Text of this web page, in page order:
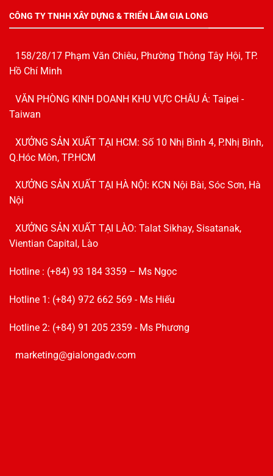
CÔNG TY TNHH XÂY DỰNG & TRIỂN LÃM GIA LONG
158/28/17 Phạm Văn Chiêu, Phường Thông Tây Hội, TP.
Hồ Chí Minh
VĂN PHÒNG KINH DOANH KHU VỰC CHÂU Á: Taipei -
Taiwan
XƯỞNG SẢN XUẤT TẠI HCM: Số 10 Nhị Bình 4, P.Nhị Bình,
Q.Hóc Môn, TP.HCM
XƯỞNG SẢN XUẤT TẠI HÀ NỘI: KCN Nội Bài, Sóc Sơn, Hà
Nội
XƯỞNG SẢN XUẤT TẠI LÀO: Talat Sikhay, Sisatanak,
Vientian Capital, Lào
Hotline : (+84) 93 184 3359 – Ms Ngọc
Hotline 1: (+84) 972 662 569 - Ms Hiếu
Hotline 2: (+84) 91 205 2359 - Ms Phương
marketing@gialongadv.com